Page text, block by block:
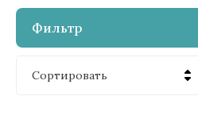
Фильтр
Сортировать